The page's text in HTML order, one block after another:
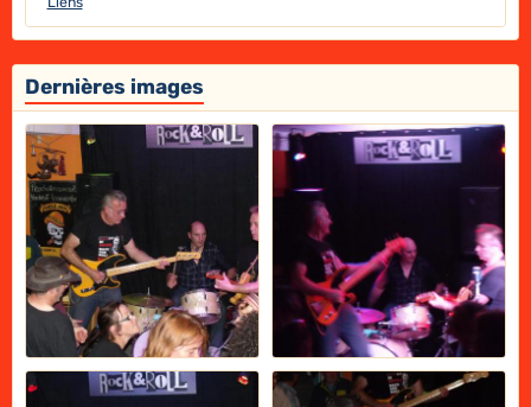
Dernières images